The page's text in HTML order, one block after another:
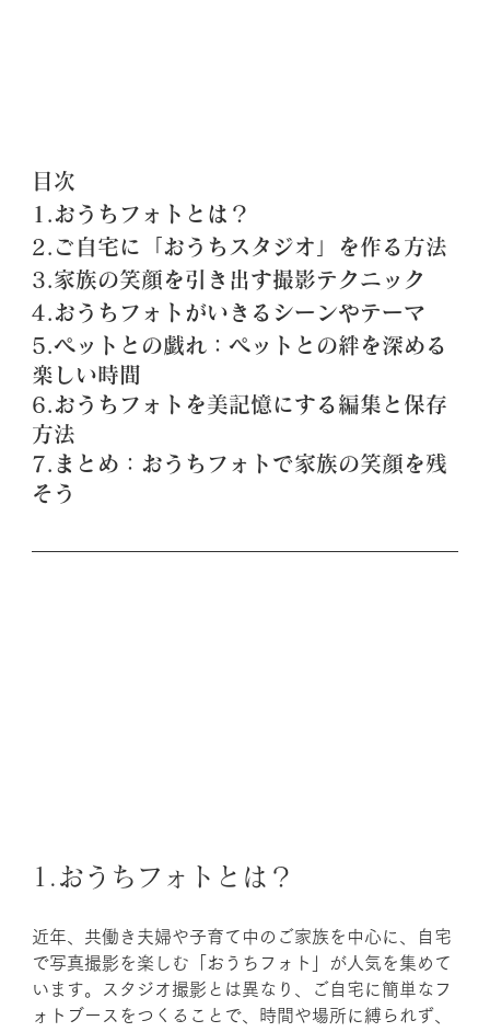
目次
1.おうちフォトとは？
2.ご自宅に「おうちスタジオ」を作る方法
3.家族の笑顔を引き出す撮影テクニック
4.おうちフォトがいきるシーンやテーマ
5.ペットとの戯れ：ペットとの絆を深める
楽しい時間
6.おうちフォトを美記憶にする編集と保存
方法
7.まとめ：おうちフォトで家族の笑顔を残
そう
1.おうちフォトとは？
近年、共働き夫婦や子育て中のご家族を中心に、自宅
で写真撮影を楽しむ「おうちフォト」が人気を集めて
います。スタジオ撮影とは異なり、ご自宅に簡単なフ
ォトブースをつくることで、時間や場所に縛られず、